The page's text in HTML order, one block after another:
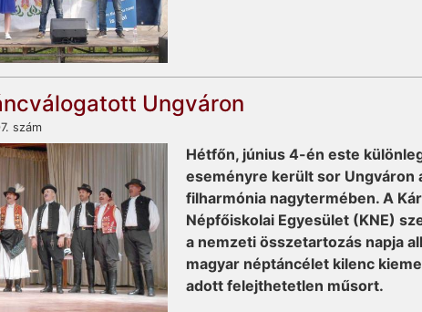
Ungváron
szám
Hétfőn, június 4-én este
eseményre került sor Ungváron
filharmónia nagytermében. A
Népfőiskolai Egyesület (KNE)
a nemzeti összetartozás napja
magyar néptáncélet kilenc
adott felejthetetlen műsort.